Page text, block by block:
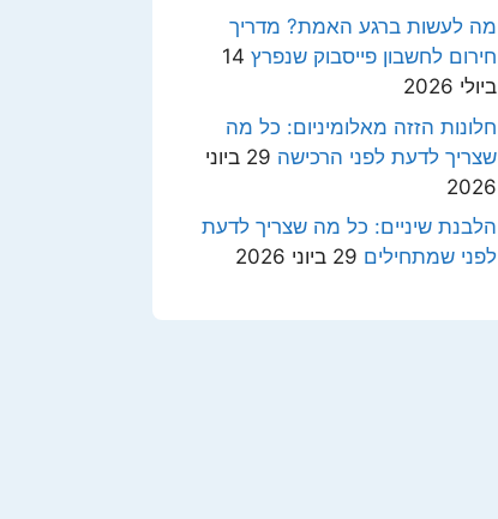
מה לעשות ברגע האמת? מדריך
חירום לחשבון פייסבוק שנפרץ 14
ביולי 2026
חלונות הזזה מאלומיניום: כל מה
שצריך לדעת לפני הרכישה
29 ביוני
2026
הלבנת שיניים: כל מה שצריך לדעת
לפני שמתחילים 29 ביוני 2026